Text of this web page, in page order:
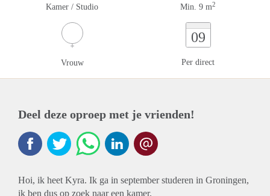
Kamer / Studio Min. 9 m2
Vrouw
09
Per direct
Deel deze oproep met je vrienden!
Hoi, ik heet Kyra. Ik ga in september studeren in Groningen,
ik ben dus op zoek naar een kamer.